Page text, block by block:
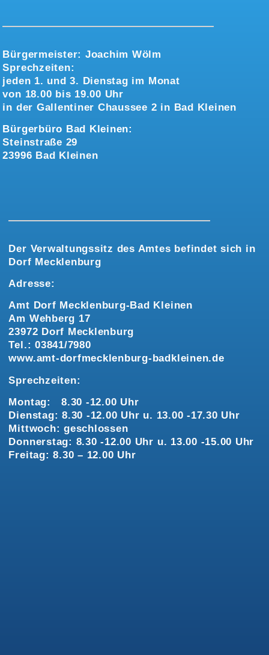
Bürgermeister: Joachim Wölm
Sprechzeiten:
jeden 1. und 3. Dienstag im Monat
von 18.00 bis 19.00 Uhr
in der Gallentiner Chaussee 2 in Bad Kleinen
Bürgerbüro Bad Kleinen:
Steinstraße 29
23996 Bad Kleinen
Der Verwaltungssitz des Amtes befindet sich in
Dorf Mecklenburg
Adresse:
Amt Dorf Mecklenburg-Bad Kleinen
Am Wehberg 17
23972 Dorf Mecklenburg
Tel.: 03841/7980
www.amt-dorfmecklenburg-badkleinen.de
Sprechzeiten:
Montag: 8.30 -12.00 Uhr
Dienstag: 8.30 -12.00 Uhr u. 13.00 -17.30 Uhr
Mittwoch: geschlossen
Donnerstag: 8.30 -12.00 Uhr u. 13.00 -15.00 Uhr
Freitag: 8.30 – 12.00 Uhr